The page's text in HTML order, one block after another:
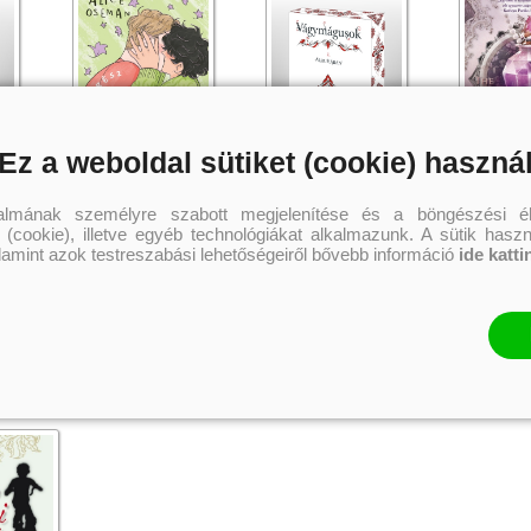
6.)
Heartstopper - Fülig beléd
zúgtam ( Szívdobbanás 6.)
Alice Oseman
Vágymágusok 1. Álruhában
(Különleges éldekorált kiadás!)
On Sai
The
bennünk
Shadows
Tricia
Kötött ár:4
Ez a weboldal sütiket (cookie) használ
személyre szabott megjelenítése és a böngészési
illetve egyéb technológiákat alkalmazunk. A sütik
azok testreszabási lehetőségeiről bővebb információ ide